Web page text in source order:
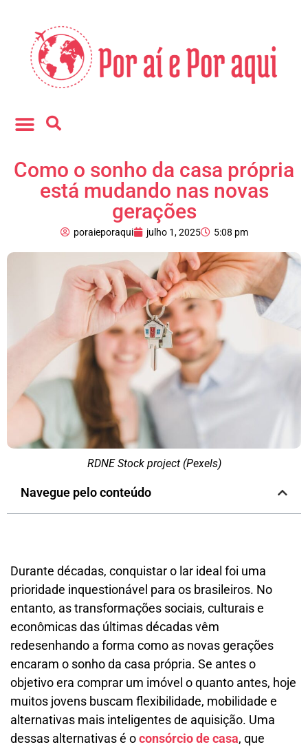
Como o sonho da casa própria
está mudando nas novas
gerações
poraieporaqui julho 1, 2025 5:08 pm
RDNE Stock project (Pexels)
Navegue pelo conteúdo
Durante décadas, conquistar o lar ideal foi uma
prioridade inquestionável para os brasileiros. No
entanto, as transformações sociais, culturais e
econômicas das últimas décadas vêm
redesenhando a forma como as novas gerações
encaram o sonho da casa própria. Se antes o
objetivo era comprar um imóvel o quanto antes, hoje
muitos jovens buscam flexibilidade, mobilidade e
alternativas mais inteligentes de aquisição. Uma
dessas alternativas é oconsórcio de casa, que